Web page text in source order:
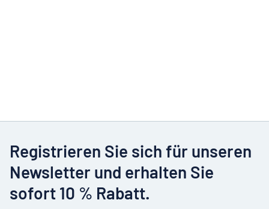
Registrieren Sie sich für unseren
Newsletter und erhalten Sie
sofort 10 % Rabatt.